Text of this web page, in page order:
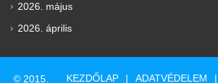
2026. május
2026. április
© 2015. KEZDŐLAP ADATVÉDELEM